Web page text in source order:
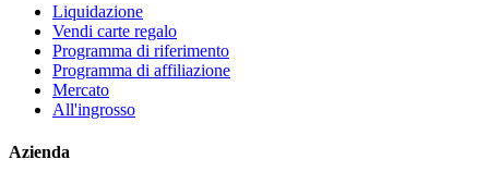
Liquidazione
Vendi carte regalo
Programma di riferimento
Programma di affiliazione
Mercato
All'ingrosso
Azienda